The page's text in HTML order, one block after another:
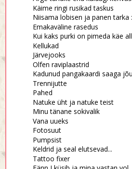
Käime ringi rusikad taskus
Niisama lobisen ja panen tarka
Emakaväline rasedus
Kui kaks purki on pimeda käe
Kellukad
Järvejooks
Olfen raviplaastrid
Kadunud pangakaardi saaga
Trennijutte
Pahed
Natuke üht ja natuke teist
Minu tänane sokivalik
Vana uueks
Fotosuut
Pumpsist
Keldrid ja seal elutsevad...
Tattoo fixer